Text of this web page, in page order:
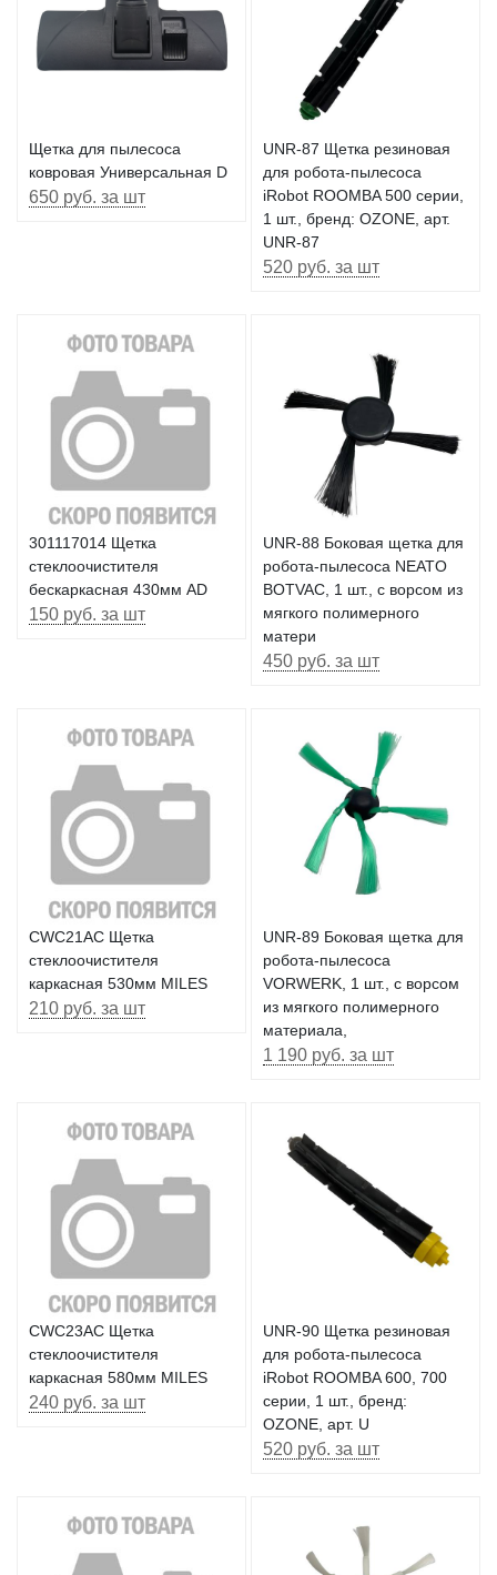
Щетка для пылесоса
ковровая Универсальная D
650 руб. за шт
UNR-87 Щетка резиновая
для робота-пылесоса
iRobot ROOMBA 500 серии,
1 шт., бренд: OZONE, арт.
UNR-87
520 руб. за шт
301117014 Щетка
стеклоочистителя
бескаркасная 430мм AD
150 руб. за шт
UNR-88 Боковая щетка для
робота-пылесоса NEATO
BOTVAC, 1 шт., с ворсом из
мягкого полимерного
матери
450 руб. за шт
CWC21AC Щетка
стеклоочистителя
каркасная 530мм MILES
210 руб. за шт
UNR-89 Боковая щетка для
робота-пылесоса
VORWERK, 1 шт., с ворсом
из мягкого полимерного
материала,
1 190 руб. за шт
CWC23AC Щетка
стеклоочистителя
каркасная 580мм MILES
240 руб. за шт
UNR-90 Щетка резиновая
для робота-пылесоса
iRobot ROOMBA 600, 700
серии, 1 шт., бренд:
OZONE, арт. U
520 руб. за шт